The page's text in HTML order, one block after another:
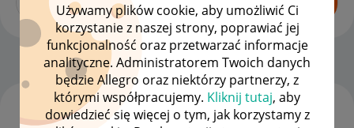
Używamy plików cookie, aby umożliwić Ci
korzystanie z naszej strony, poprawiać jej
funkcjonalność oraz przetwarzać informacje
analityczne. Administratorem Twoich danych
będzie Allegro oraz niektórzy partnerzy, z
którymi współpracujemy. Kliknij tutaj, aby
dowiedzieć się więcej o tym, jak korzystamy z
Dyskusje kupujących OPCJE
WSZYSTKIE TEMATY